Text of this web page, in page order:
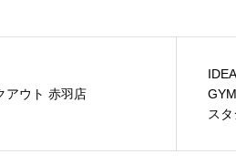
アウト 赤羽店
ス